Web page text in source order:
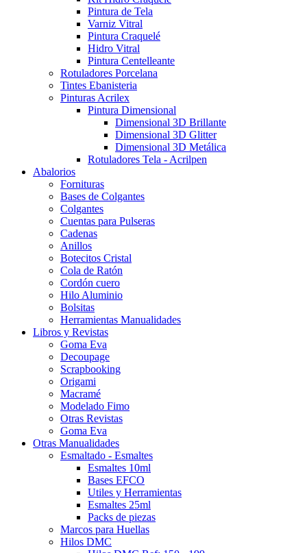
Pintura de Tela
Varniz Vitral
Pintura Craquelé
Hidro Vitral
Pintura Centelleante
Rotuladores Porcelana
Tintes Ebanisteria
Pinturas Acrilex
Pintura Dimensional
Dimensional 3D Brillante
Dimensional 3D Glitter
Dimensional 3D Metálica
Rotuladores Tela - Acrilpen
Abalorios
Fornituras
Bases de Colgantes
Colgantes
Cuentas para Pulseras
Cadenas
Anillos
Botecitos Cristal
Cola de Ratón
Cordón cuero
Hilo Aluminio
Bolsitas
Herramientas Manualidades
Libros y Revistas
Goma Eva
Decoupage
Scrapbooking
Origami
Macramé
Modelado Fimo
Otras Revistas
Goma Eva
Otras Manualidades
Esmaltado - Esmaltes
Esmaltes 10ml
Bases EFCO
Utiles y Herramientas
Esmaltes 25ml
Packs de piezas
Marcos para Huellas
Hilos DMC